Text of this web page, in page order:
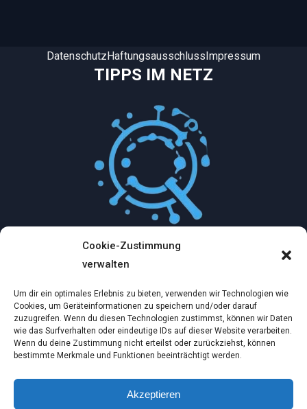
Cookie-Zustimmung
verwalten
Um dir ein optimales Erlebnis zu bieten, verwenden wir Technologien wie
Cookies, um Geräteinformationen zu speichern und/oder darauf
zuzugreifen. Wenn du diesen Technologien zustimmst, können wir Daten
wie das Surfverhalten oder eindeutige IDs auf dieser Website verarbeiten.
Wenn du deine Zustimmung nicht erteilst oder zurückziehst, können
bestimmte Merkmale und Funktionen beeinträchtigt werden.
Akzeptieren
TIPPS IM NETZ
DatenschutzHaftungsausschlussImpressum
Mythologische Abenteuer in der Welt der
Dez. 2, 2024
Ein virtueller Traum am wilden Strand